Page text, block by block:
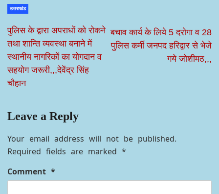
उत्तराखंड
पुलिस के द्वारा अपराधों को रोकने
तथा शान्ति व्यवस्था बनाने में
स्थानीय नागरिकों का योगदान व
सहयोग जरूरी,,,देवेंद्र सिंह
चौहान
बचाव कार्य के लिये 5 दरोगा व 28
पुलिस कर्मी जनपद हरिद्वार से भेजे
गये जोशीमठ,,,
Leave a Reply
Your email address will not be published.
Required fields are marked *
Comment *